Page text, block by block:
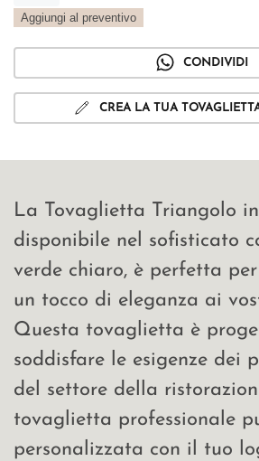
Metal
Aggiungi al preventivo
CONDIVIDI
CREA LA TUA
La Tovaglietta Triangolo
disponibile nel sofisticato
verde chiaro, è perfetta
un tocco di eleganza ai
Questa tovaglietta è
soddisfare le esigenze dei
del settore della
tovaglietta professionale
personalizzata con il tuo